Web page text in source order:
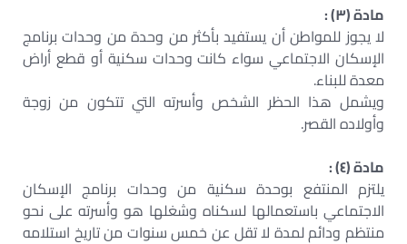
مادة (٣) :
لا يجوز للمواطن أن يستفيد بأكثر من وحدة من وحدات برنامج
الإسكان الاجتماعي سواء كانت وحدات سكنية أو قطع أراض
معدة للبناء.
ويشمل هذا الحظر الشخص وأسرته التي تتكون من زوجة
وأولاده القصر.
مادة (٤) :
يلتزم المنتفع بوحدة سكنية من وحدات برنامج الإسكان
الاجتماعي باستعمالها لسكناه وشغلها هو وأسرته على نحو
منتظم ودائم لمدة لا تقل عن خمس سنوات من تاريخ استلامه